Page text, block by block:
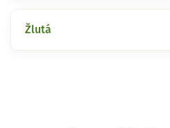
Žlutá